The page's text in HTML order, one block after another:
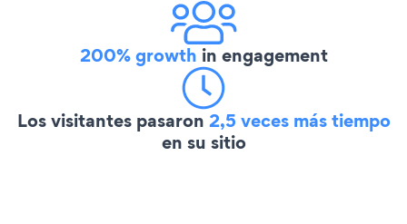
200% growth in engagement
Los visitantes pasaron 2,5 veces más tiempo
en su sitio